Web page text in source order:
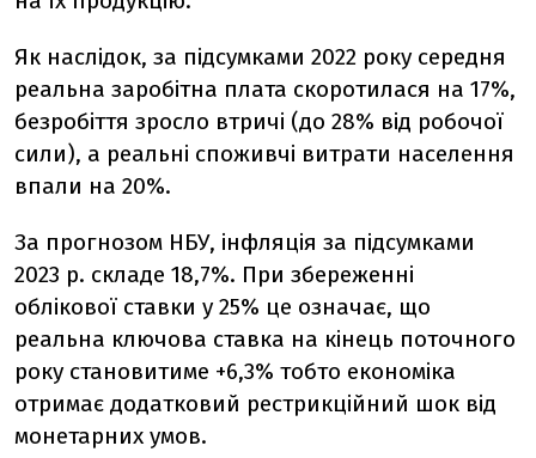
Як наслідок, за підсумками 2022 року середня
реальна заробітна плата скоротилася на 17%,
безробіття зросло втричі (до 28% від робочої
сили), а реальні споживчі витрати населення
впали на 20%.
За прогнозом НБУ, інфляція за підсумками
2023 р. складе 18,7%. При збереженні
облікової ставки у 25% це означає, що
реальна ключова ставка на кінець поточного
року становитиме +6,3% тобто економіка
отримає додатковий рестрикційний шок від
монетарних умов.